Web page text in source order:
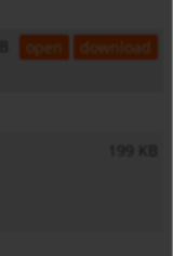
open download
199 KB